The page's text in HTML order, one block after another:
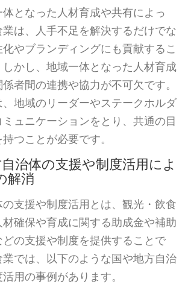
となった人材育成や共有によっ
は、人手不足を解決するだけでな
化やブランディングにも貢献するこ
しかし、地域一体となった人材育成
者間の連携や協力が不可欠です。
地域のリーダーやステークホルダ
ュニケーションをとり、共通の目
つことが必要です。
治体の支援や制度活用によ
解消
の支援や制度活用とは、観光・飲食
確保や育成に関する助成金や補助
の支援や制度を提供することで
では、以下のような国や地方自治
用の事例があります。